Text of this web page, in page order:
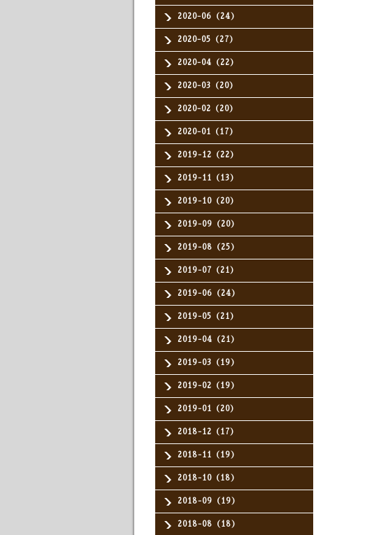
2020-06（24）
2020-05（27）
2020-04（22）
2020-03（20）
2020-02（20）
2020-01（17）
2019-12（22）
2019-11（13）
2019-10（20）
2019-09（20）
2019-08（25）
2019-07（21）
2019-06（24）
2019-05（21）
2019-04（21）
2019-03（19）
2019-02（19）
2019-01（20）
2018-12（17）
2018-11（19）
2018-10（18）
2018-09（19）
2018-08（18）